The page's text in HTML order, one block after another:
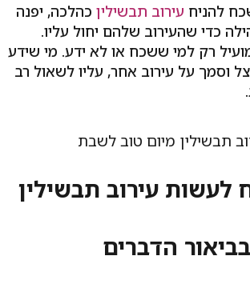
להניח עירוב תבשילין כהלכה, יפנה
כדי שהעירוב שלהם יחול עליו.
רק למי ששכח או לא ידע. מי שידע
וסמך על עירוב אחר, עליו לשאול רב
עירוב תבשילין
בביאור הדברים